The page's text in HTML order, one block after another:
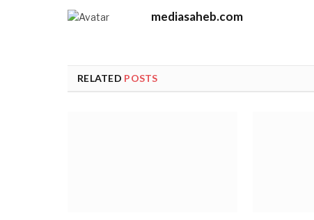
mediasaheb.com
RELATED POSTS